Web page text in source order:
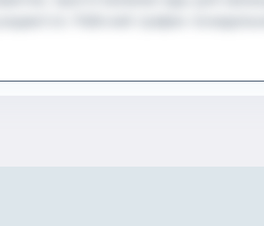
фиксированная.
или психологическое